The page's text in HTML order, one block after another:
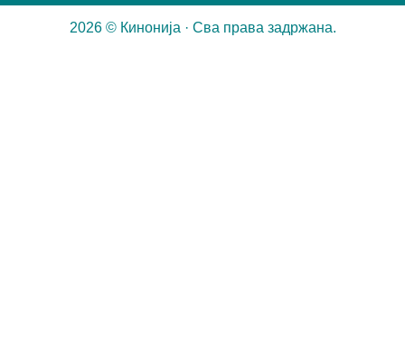
2026 © Кинонија · Сва права задржана.